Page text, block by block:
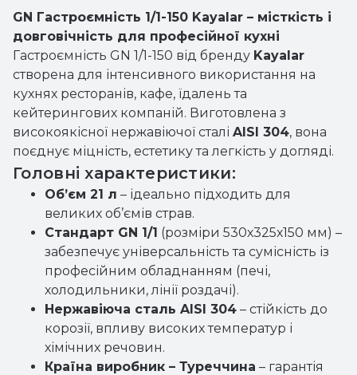
GN Гастроємність 1/1-150 Kayalar – місткість і
довговічність для професійної кухні
Гастроємність GN 1/1-150 від бренду Kayalar
створена для інтенсивного використання на
кухнях ресторанів, кафе, їдалень та
кейтерингових компаній. Виготовлена з
високоякісної нержавіючої сталі AISI 304, вона
поєднує міцність, естетику та легкість у догляді.
Головні характеристики:
Об’єм 21 л – ідеально підходить для
великих об’ємів страв.
Стандарт GN 1/1 (розміри 530х325х150 мм) –
забезпечує універсальність та сумісність із
професійним обладнанням (печі,
холодильники, лінії роздачі).
Нержавіюча сталь AISI 304 – стійкість до
корозії, впливу високих температур і
хімічних речовин.
Країна виробник – Туреччина – гарантія